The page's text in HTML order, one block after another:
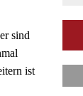
sind
ist